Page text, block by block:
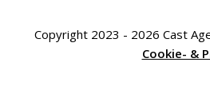
Copyright 2023 - 2026 Cast
Cookie- &